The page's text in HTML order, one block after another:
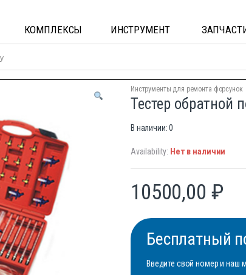
КОМПЛЕКСЫ ИНСТРУМЕНТ
Инструменты для ремонта форсунок
Тестер обратной
В наличии: 0
Availability: Нет в наличии
10500,00 ₽
Бесплатный
Введите свой номер и наш